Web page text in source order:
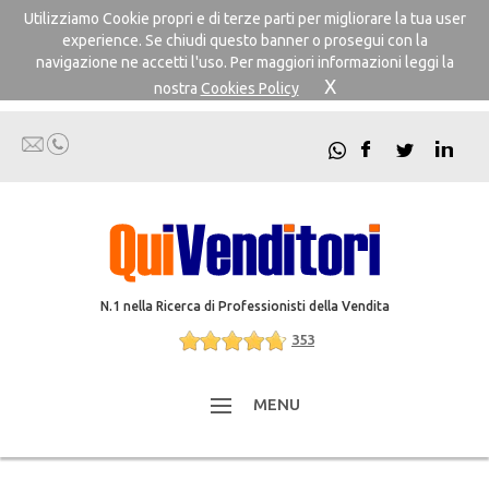
Utilizziamo Cookie propri e di terze parti per migliorare la tua user
experience. Se chiudi questo banner o prosegui con la
navigazione ne accetti l'uso. Per maggiori informazioni leggi la
nostra Cookies Policy X
N.1 nella Ricerca di Professionisti della Vendita
353
MENU